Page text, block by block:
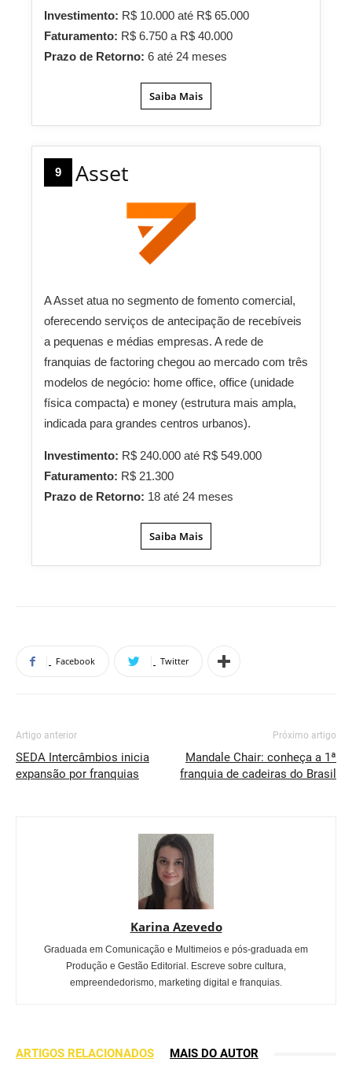
Investimento: R$ 10.000 até R$ 65.000
Faturamento: R$ 6.750 a R$ 40.000
Prazo de Retorno: 6 até 24 meses
Saiba Mais
9 Asset
A Asset atua no segmento de fomento comercial,
oferecendo serviços de antecipação de recebíveis
a pequenas e médias empresas. A rede de
franquias de factoring chegou ao mercado com três
modelos de negócio: home office, office (unidade
física compacta) e money (estrutura mais ampla,
indicada para grandes centros urbanos).
Investimento: R$ 240.000 até R$ 549.000
Faturamento: R$ 21.300
Prazo de Retorno: 18 até 24 meses
Saiba Mais
Facebook Twitter
Artigo anterior
SEDA Intercâmbios inicia
expansão por franquias
Próximo artigo
Mandale Chair: conheça a 1ª
franquia de cadeiras do Brasil
Karina Azevedo
Graduada em Comunicação e Multimeios e pós-graduada em
Produção e Gestão Editorial. Escreve sobre cultura,
empreendedorismo, marketing digital e franquias.
ARTIGOS RELACIONADOS MAIS DO AUTOR